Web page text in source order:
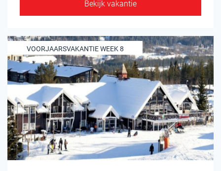
Bekijk vakantie
VOORJAARSVAKANTIE WEEK 8